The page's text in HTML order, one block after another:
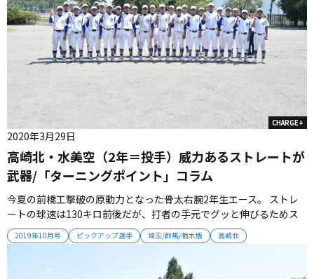
CHARGE+
2019年10月号 ピックアップ選手 埼玉/群馬/栃木版 高崎北
高崎北・水美空（2年＝投手）威力あるストレートが
武器/「ターニングポイント」コラム
2020年3月29日
今夏の前橋工撃破の原動力となった骨太右腕2年生エース。 ストレ
ートの球速は130キロ前後だが、打者の手元でグッと伸びるためス
ピード以上の威力がある。 カーブ、カットボールなど変化球で緩急
をつけながら相手打者を打ち取っていく。 山田陸翔（1年生＝捕
手）は「ストレートに伸びがあり、ボールを受けていて頼もしい投